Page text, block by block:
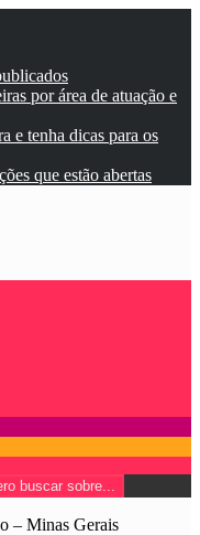
por área de atuação e
e tenha dicas para os
que estão abertas
buscar sobre...
– Minas Gerais